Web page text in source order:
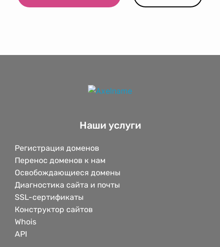
Наши услуги
Регистрация доменов
Перенос доменов к нам
Освобождающиеся домены
Диагностика сайта и почты
SSL-сертификаты
Конструктор сайтов
Whois
API